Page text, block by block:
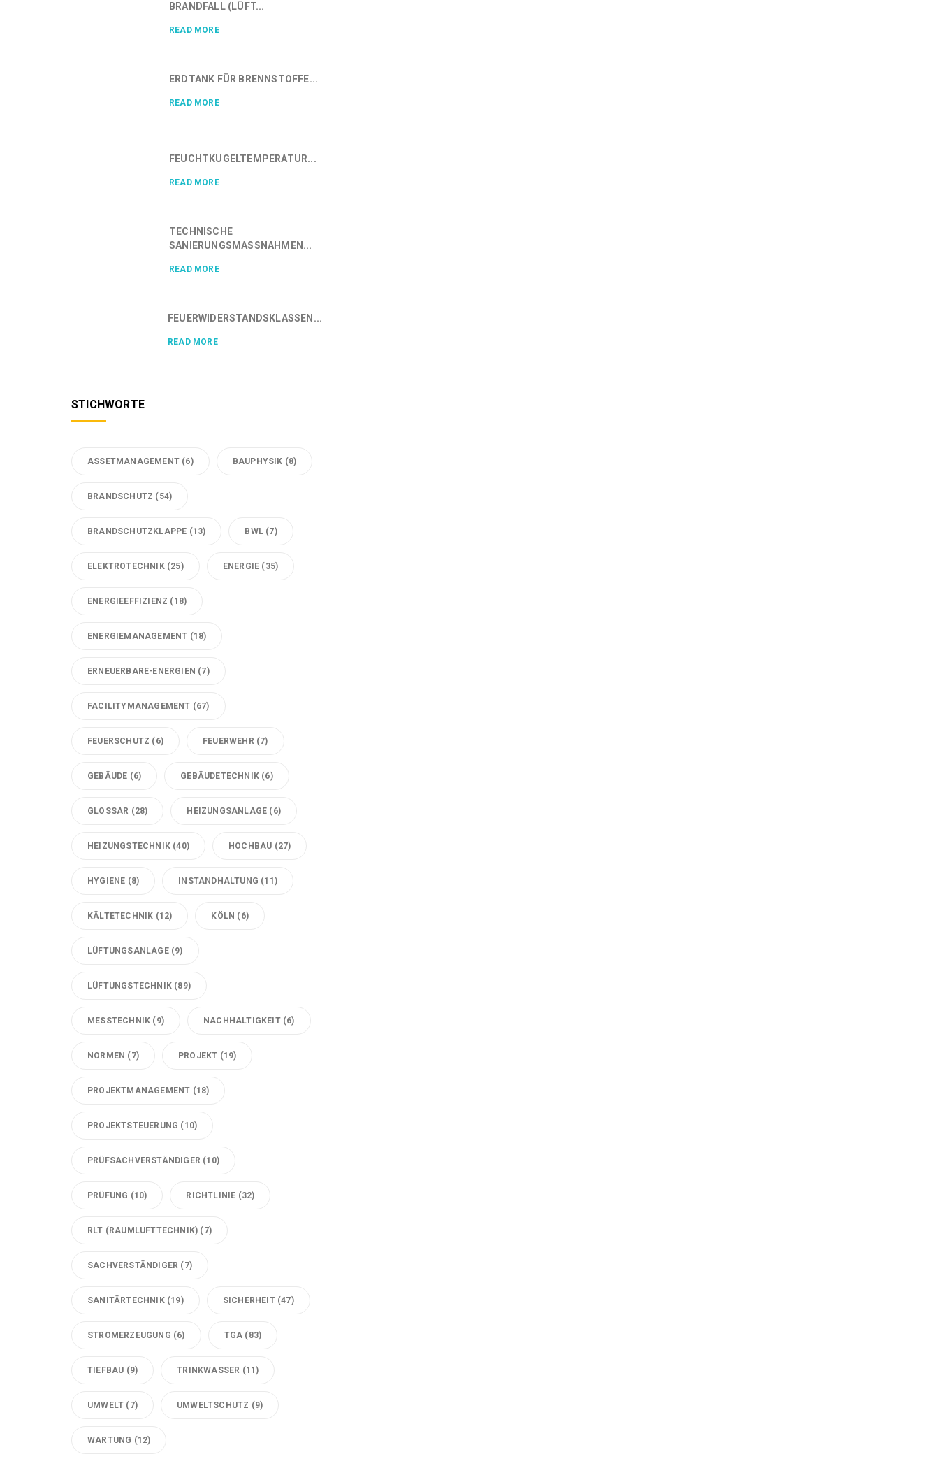
BRANDFALL (LÜFT...
READ MORE
ERDTANK FÜR BRENNSTOFFE...
READ MORE
FEUCHTKUGELTEMPERATUR...
READ MORE
TECHNISCHE
SANIERUNGSMASSNAHMEN...
READ MORE
FEUERWIDERSTANDSKLASSEN...
READ MORE
STICHWORTE
ASSETMANAGEMENT (6) BAUPHYSIK (8)
BRANDSCHUTZ (54)
BRANDSCHUTZKLAPPE (13) BWL (7)
ELEKTROTECHNIK(25) ENERGIE (35)
ENERGIEEFFIZIENZ (18)
ENERGIEMANAGEMENT (18)
ERNEUERBARE-ENERGIEN (7)
FACILITYMANAGEMENT (67)
FEUERSCHUTZ (6) FEUERWEHR (7)
GEBÄUDE (6) GEBÄUDETECHNIK (6)
GLOSSAR (28) HEIZUNGSANLAGE (6)
HEIZUNGSTECHNIK (40) HOCHBAU (27)
HYGIENE (8) INSTANDHALTUNG (11)
KÄLTETECHNIK (12) KÖLN (6)
LÜFTUNGSANLAGE(9)
LÜFTUNGSTECHNIK (89)
MESSTECHNIK (9) NACHHALTIGKEIT(6)
NORMEN (7) PROJEKT (19)
PROJEKTMANAGEMENT (18)
PROJEKTSTEUERUNG (10)
PRÜFSACHVERSTÄNDIGER (10)
PRÜFUNG (10) RICHTLINIE (32)
RLT (RAUMLUFTTECHNIK) (7)
SACHVERSTÄNDIGER (7)
SANITÄRTECHNIK(19) SICHERHEIT(47)
STROMERZEUGUNG (6) TGA (83)
TIEFBAU (9) TRINKWASSER (11)
UMWELT (7) UMWELTSCHUTZ (9)
WARTUNG (12)